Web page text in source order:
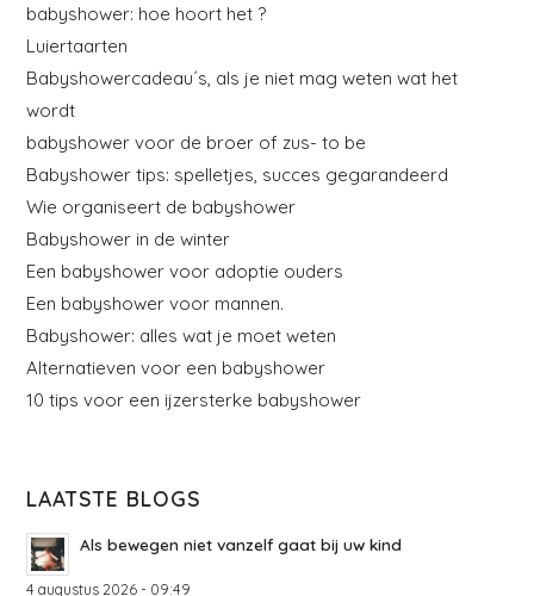
babyshower: hoe hoort het ?
Luiertaarten
Babyshowercadeau´s, als je niet mag weten wat het
wordt
babyshower voor de broer of zus- to be
Babyshower tips: spelletjes, succes gegarandeerd
Wie organiseert de babyshower
Babyshower in de winter
Een babyshower voor adoptie ouders
Een babyshower voor mannen.
Babyshower: alles wat je moet weten
Alternatieven voor een babyshower
10 tips voor een ijzersterke babyshower
LAATSTE BLOGS
Als bewegen niet vanzelf gaat bij uw kind
4 augustus 2026 - 09:49